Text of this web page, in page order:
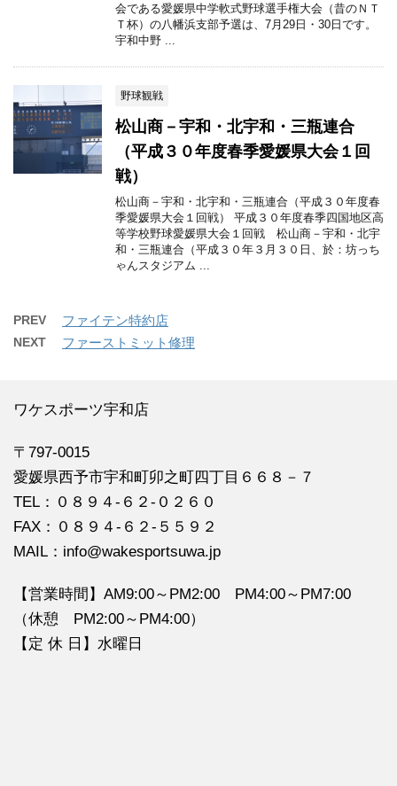
会である愛媛県中学軟式野球選手権大会（昔のＮＴ
Ｔ杯）の八幡浜支部予選は、7月29日・30日です。
宇和中野 ...
野球観戦
松山商－宇和・北宇和・三瓶連合
（平成３０年度春季愛媛県大会１回
戦）
松山商－宇和・北宇和・三瓶連合（平成３０年度春
季愛媛県大会１回戦） 平成３０年度春季四国地区高
等学校野球愛媛県大会１回戦 松山商－宇和・北宇
和・三瓶連合（平成３０年３月３０日、於：坊っち
ゃんスタジアム ...
PREV ファイテン特約店
NEXT ファーストミット修理
ワケスポーツ宇和店
〒797-0015
愛媛県西予市宇和町卯之町四丁目６６８－７
TEL：０８９４‐６２‐０２６０
FAX：０８９４‐６２‐５５９２
MAIL：info@wakesportsuwa.jp
【営業時間】AM9:00～PM2:00 PM4:00～PM7:00
（休憩 PM2:00～PM4:00）
【定 休 日】水曜日